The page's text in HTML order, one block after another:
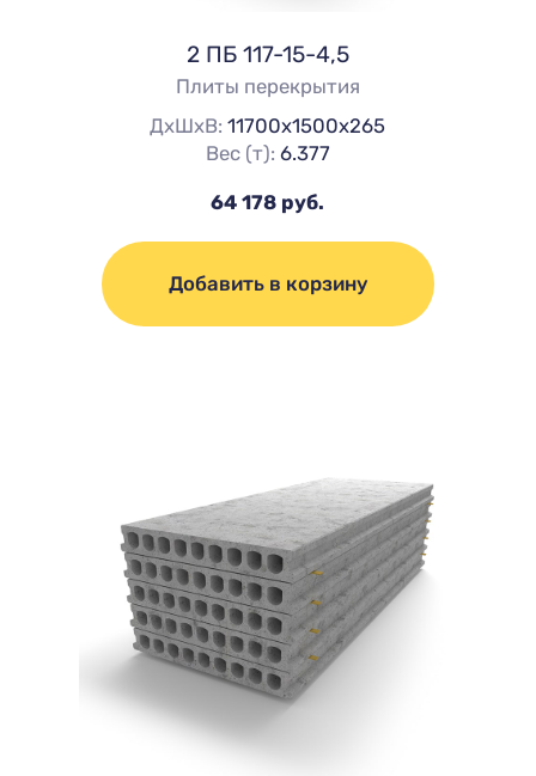
2 ПБ 117-15-4,5
Плиты перекрытия
ДхШхВ:11700х1500х265
Вес (т): 6.377
64 178 руб.
Добавить в корзину